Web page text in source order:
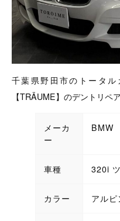
千葉県野田市のトータ
【TRÄUME】のデントリペ
メーカ
ー
BMW
車種 320i
カラー アルピ